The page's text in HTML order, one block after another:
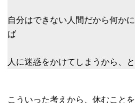
自分はできない人間だから何か
ば
人に迷惑をかけてしまうから、
こういった考えから、休むこと